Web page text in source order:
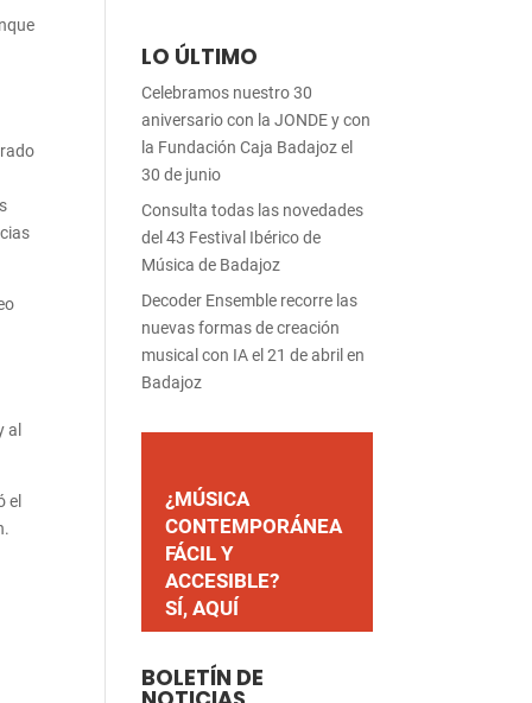
al
el
LO ÚLTIMO
Celebramos nuestro 30
aniversario con la JONDE y con
la Fundación Caja Badajoz el
30 de junio
Consulta todas las novedades
del 43 Festival Ibérico de
Música de Badajoz
Decoder Ensemble recorre las
nuevas formas de creación
musical con IA el 21 de abril en
Badajoz
¿MÚSICA
CONTEMPORÁNEA
FÁCIL Y
ACCESIBLE?
SÍ, AQUÍ
BOLETÍN DE